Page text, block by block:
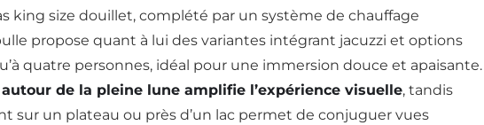
king size douillet, complété par un système de chauffage
propose quant à lui des variantes intégrant jacuzzi et options
quatre personnes, idéal pour une immersion douce et apaisante.
de la pleine lune amplifie l’expérience visuelle, tandis
sur un plateau ou près d’un lac permet de conjuguer vues